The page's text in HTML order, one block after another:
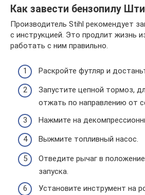
Как завести бензопилу
Производитель Stihl рекомендует
с инструкцией. Это продлит жизнь
работать с ним правильно.
Раскройте футляр и
Запустите цепной тормоз,
отжать по направлению от
Нажмите на
Выжмите топливный насос.
Отведите рычаг в
запуска.
Установите инструмент на